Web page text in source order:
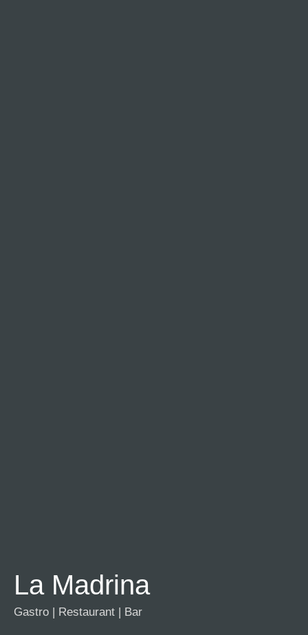
La Madrina
Gastro | Restaurant | Bar